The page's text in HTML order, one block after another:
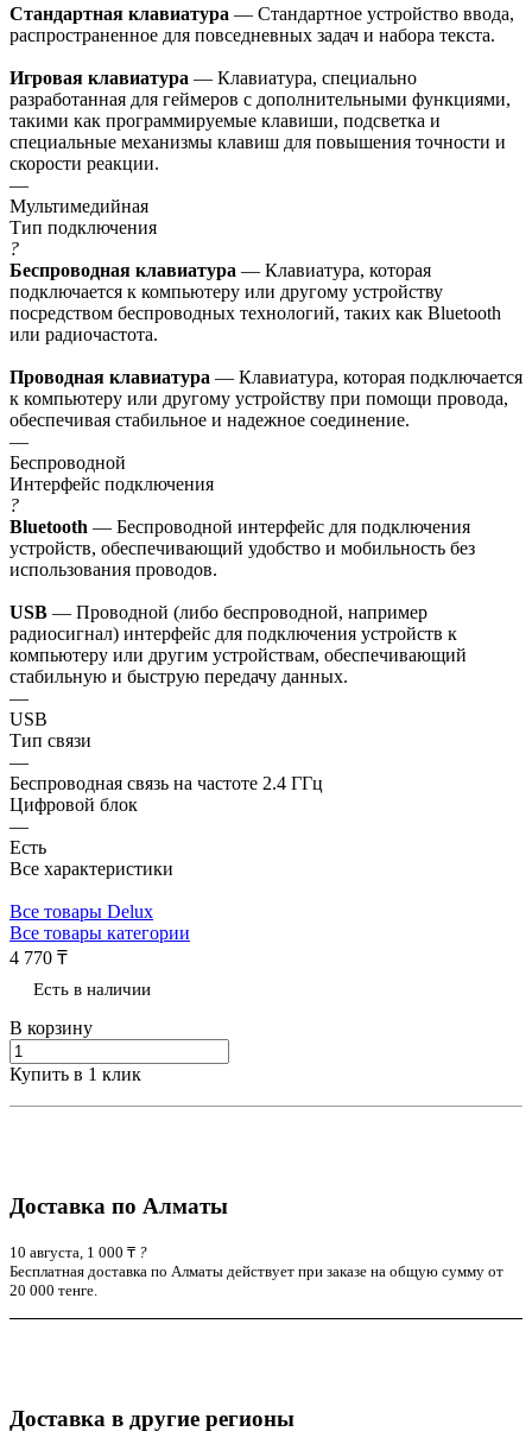
Стандартная клавиатура — Стандартное устройство ввода,
распространенное для повседневных задач и набора текста.
Игровая клавиатура — Клавиатура, специально
разработанная для геймеров с дополнительными функциями,
такими как программируемые клавиши, подсветка и
специальные механизмы клавиш для повышения точности и
скорости реакции.
—
Мультимедийная
Тип подключения
?
Беспроводная клавиатура — Клавиатура, которая
подключается к компьютеру или другому устройству
посредством беспроводных технологий, таких как Bluetooth
или радиочастота.
Проводная клавиатура — Клавиатура, которая подключается
к компьютеру или другому устройству при помощи провода,
обеспечивая стабильное и надежное соединение.
—
Беспроводной
Интерфейс подключения
?
Bluetooth — Беспроводной интерфейс для подключения
устройств, обеспечивающий удобство и мобильность без
использования проводов.
USB — Проводной (либо беспроводной, например
радиосигнал) интерфейс для подключения устройств к
компьютеру или другим устройствам, обеспечивающий
стабильную и быструю передачу данных.
—
USB
Тип связи
—
Беспроводная связь на частоте 2.4 ГГц
Цифровой блок
—
Есть
Все характеристики
Все товары Delux
Все товары категории
4 770 ₸
Есть в наличии
В корзину
Купить в 1 клик
Доставка по Алматы
10 августа, 1 000 ₸ ?
Бесплатная доставка по Алматы действует при заказе на общую сумму от
20 000 тенге.
Доставка в другие регионы